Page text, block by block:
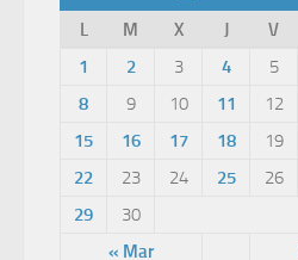
L
M X J V
« Mar
1 2 3 4 5
8
9 10 11 12
15
16 17 18 19
22
23 24 25 26
29
30